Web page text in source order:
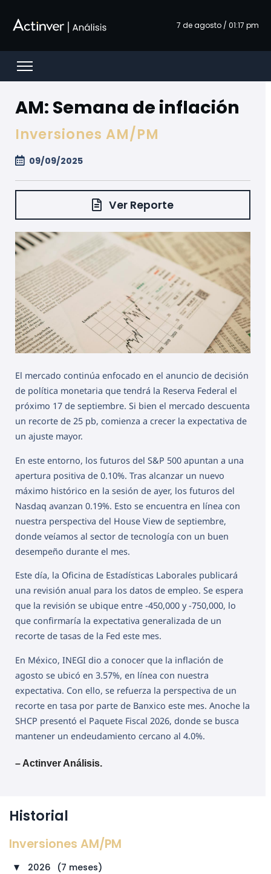
7 de agosto / 01:17 pm
Open menu
AM: Semana de inflación
Inversiones AM/PM
09/09/2025
Ver Reporte
El mercado continúa enfocado en el anuncio de decisión
de política monetaria que tendrá la Reserva Federal el
próximo 17 de septiembre. Si bien el mercado descuenta
un recorte de 25 pb, comienza a crecer la expectativa de
un ajuste mayor.
En este entorno, los futuros del S&P 500 apuntan a una
apertura positiva de 0.10%. Tras alcanzar un nuevo
máximo histórico en la sesión de ayer, los futuros del
Nasdaq avanzan 0.19%. Esto se encuentra en línea con
nuestra perspectiva del House View de septiembre,
donde veíamos al sector de tecnología con un buen
desempeño durante el mes.
Este día, la Oficina de Estadísticas Laborales publicará
una revisión anual para los datos de empleo. Se espera
que la revisión se ubique entre -450,000 y -750,000, lo
que confirmaría la expectativa generalizada de un
recorte de tasas de la Fed este mes.
En México, INEGI dio a conocer que la inflación de
agosto se ubicó en 3.57%, en línea con nuestra
expectativa. Con ello, se refuerza la perspectiva de un
recorte en tasa por parte de Banxico este mes. Anoche la
SHCP presentó el Paquete Fiscal 2026, donde se busca
mantener un endeudamiento cercano al 4.0%.
– Actinver Análisis.
Historial
Inversiones AM/PM
► 2026 (7 meses)